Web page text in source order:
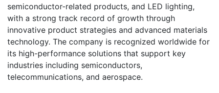
semiconductor-related products, and LED lighting,
with a strong track record of growth through
innovative product strategies and advanced materials
technology. The company is recognized worldwide for
its high-performance solutions that support key
industries including semiconductors,
telecommunications, and aerospace.